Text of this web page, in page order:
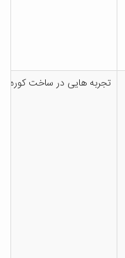
تجربه هایی در ساخت کوره